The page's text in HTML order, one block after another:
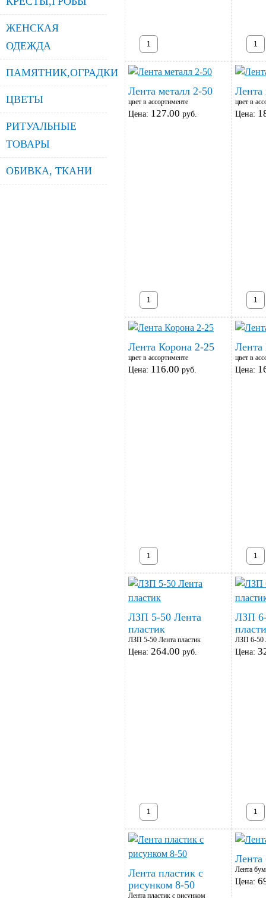
ЖЕНСКАЯ
ОДЕЖДА
ПАМЯТНИК,ОГРАДКИ
ЦВЕТЫ
РИТУАЛЬНЫЕ
ТОВАРЫ
ОБИВКА, ТКАНИ
Лента металл 2-50
цвет в ассортименте
Цена: 127.00 руб.
Лента
цвет в
Цена:
Лента Корона 2-25
цвет в ассортименте
Цена: 116.00 руб.
Лента
цвет в
Цена:
ЛЗП 5-50 Лента
пластик
ЛЗП 5-50 Лента пластик
Цена: 264.00 руб.
ЛЗП
ЛЗП 6-50
Цена:
Лента пластик с
рисунком 8-50
Лента пластик с рисунком
Лента
Лента
Цена: